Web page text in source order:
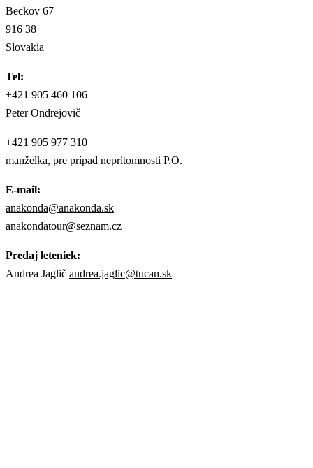
Beckov 67
916 38
Slovakia
Tel:
+421 905 460 106
Peter Ondrejovič
+421 905 977 310
manželka, pre prípad neprítomnosti P.O.
E-mail:
anakonda@anakonda.sk
anakondatour@seznam.cz
Predaj leteniek:
Andrea Jaglič andrea.jaglic@tucan.sk